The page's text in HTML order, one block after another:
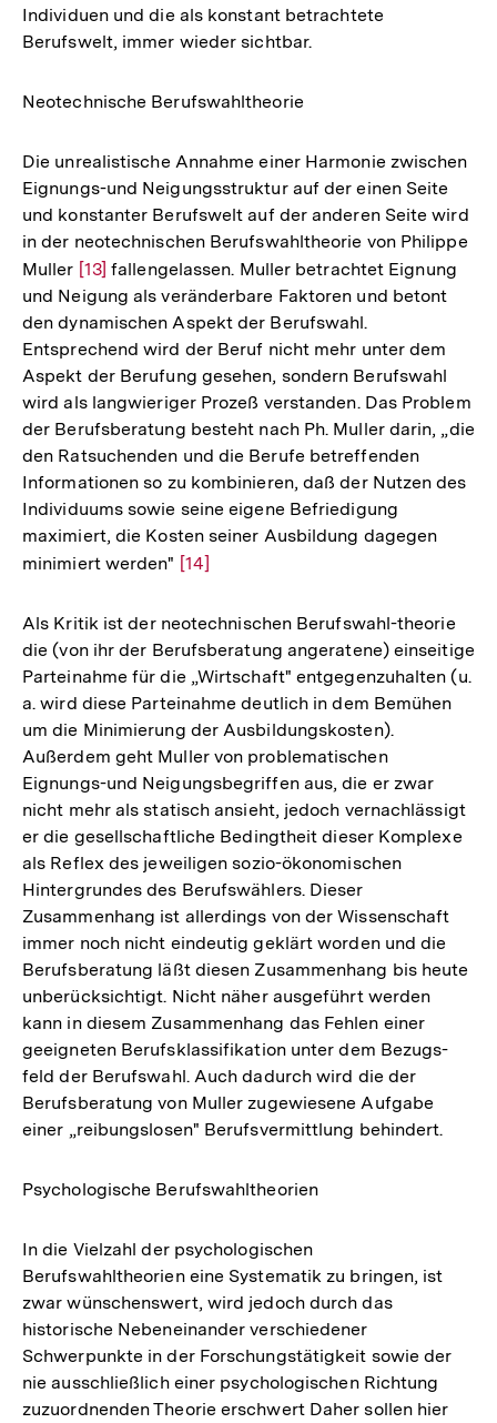
Individuen und die als konstant betrachtete
Berufswelt, immer wieder sichtbar.
Neotechnische Berufswahltheorie
Die unrealistische Annahme einer Harmonie zwischen
Eignungs-und Neigungsstruktur auf der einen Seite
und konstanter Berufswelt auf der anderen Seite wird
in der neotechnischen Berufswahltheorie von Philippe
Muller Zur
Auflösung
der
Fußnote
[13] fallengelassen. Muller betrachtet Eignung
und Neigung als veränderbare Faktoren und betont
den dynamischen Aspekt der Berufswahl.
Entsprechend wird der Beruf nicht mehr unter dem
Aspekt der Berufung gesehen, sondern Berufswahl
wird als langwieriger Prozeß verstanden. Das Problem
der Berufsberatung besteht nach Ph. Muller darin, „die
den Ratsuchenden und die Berufe betreffenden
Informationen so zu kombinieren, daß der Nutzen des
Individuums sowie seine eigene Befriedigung
maximiert, die Kosten seiner Ausbildung dagegen
minimiert werden" Zur
der
Fußnote
[14]
Als Kritik ist der neotechnischen Berufswahl-theorie
die (von ihr der Berufsberatung angeratene) einseitige
Parteinahme für die „Wirtschaft" entgegenzuhalten (u.
a. wird diese Parteinahme deutlich in dem Bemühen
um die Minimierung der Ausbildungskosten).
Außerdem geht Muller von problematischen
Eignungs-und Neigungsbegriffen aus, die er zwar
nicht mehr als statisch ansieht, jedoch vernachlässigt
er die gesellschaftliche Bedingtheit dieser Komplexe
als Reflex des jeweiligen sozio-ökonomischen
Hintergrundes des Berufswählers. Dieser
Zusammenhang ist allerdings von der Wissenschaft
immer noch nicht eindeutig geklärt worden und die
Berufsberatung läßt diesen Zusammenhang bis heute
unberücksichtigt. Nicht näher ausgeführt werden
kann in diesem Zusammenhang das Fehlen einer
geeigneten Berufsklassifikation unter dem Bezugs-
feld der Berufswahl. Auch dadurch wird die der
Berufsberatung von Muller zugewiesene Aufgabe
einer „reibungslosen" Berufsvermittlung behindert.
Psychologische Berufswahltheorien
In die Vielzahl der psychologischen
Berufswahltheorien eine Systematik zu bringen, ist
zwar wünschenswert, wird jedoch durch das
historische Nebeneinander verschiedener
Schwerpunkte in der Forschungstätigkeit sowie der
nie ausschließlich einer psychologischen Richtung
zuzuordnenden Theorie erschwert Daher sollen hier